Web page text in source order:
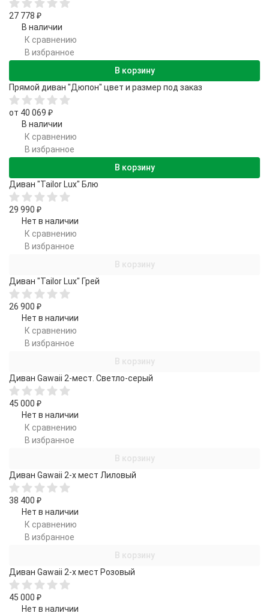
27 778 ₽
В наличии
К сравнению
В избранное
В корзину
Прямой диван "Дюпон" цвет и размер под заказ
от 40 069 ₽
В наличии
К сравнению
В избранное
В корзину
Диван "Tailor Lux" Блю
29 990 ₽
Нет в наличии
К сравнению
В избранное
В корзину
Диван "Tailor Lux" Грей
26 900 ₽
Нет в наличии
К сравнению
В избранное
В корзину
Диван Gawaii 2-мест. Светло-серый
45 000 ₽
Нет в наличии
К сравнению
В избранное
В корзину
Диван Gawaii 2-х мест Лиловый
38 400 ₽
Нет в наличии
К сравнению
В избранное
В корзину
Диван Gawaii 2-х мест Розовый
45 000 ₽
Нет в наличии